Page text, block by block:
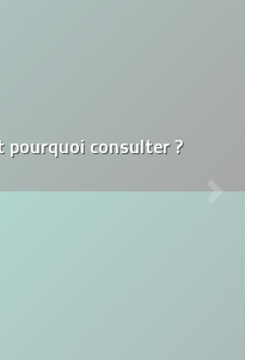
pourquoi consulter ?